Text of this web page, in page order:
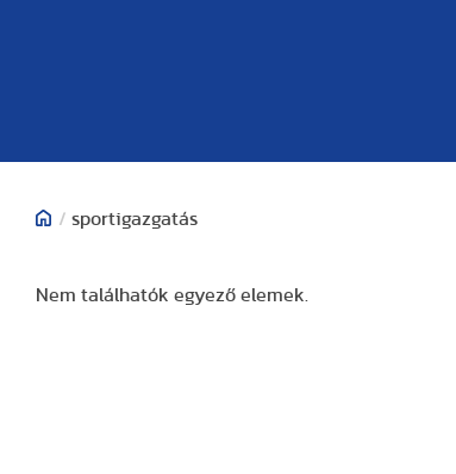
/ sportigazgatás
Nem találhatók egyező elemek.